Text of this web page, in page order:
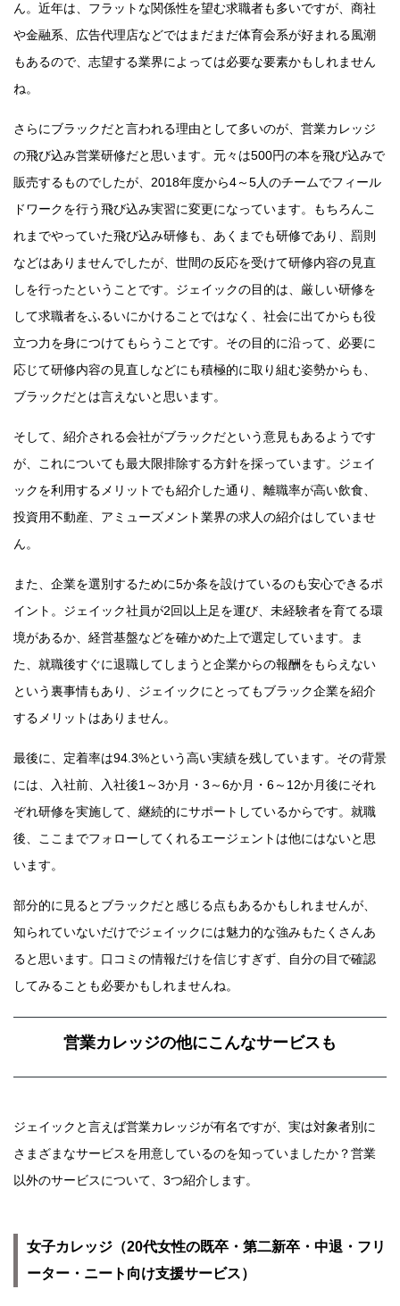
ん。近年は、フラットな関係性を望む求職者も多いですが、商社
や金融系、広告代理店などではまだまだ体育会系が好まれる風潮
もあるので、志望する業界によっては必要な要素かもしれません
ね。
さらにブラックだと言われる理由として多いのが、営業カレッジ
の飛び込み営業研修だと思います。元々は500円の本を飛び込みで
販売するものでしたが、2018年度から4～5人のチームでフィール
ドワークを行う飛び込み実習に変更になっています。もちろんこ
れまでやっていた飛び込み研修も、あくまでも研修であり、罰則
などはありませんでしたが、世間の反応を受けて研修内容の見直
しを行ったということです。ジェイックの目的は、厳しい研修を
して求職者をふるいにかけることではなく、社会に出てからも役
立つ力を身につけてもらうことです。その目的に沿って、必要に
応じて研修内容の見直しなどにも積極的に取り組む姿勢からも、
ブラックだとは言えないと思います。
そして、紹介される会社がブラックだという意見もあるようです
が、これについても最大限排除する方針を採っています。ジェイ
ックを利用するメリットでも紹介した通り、離職率が高い飲食、
投資用不動産、アミューズメント業界の求人の紹介はしていませ
ん。
また、企業を選別するために5か条を設けているのも安心できるポ
イント。ジェイック社員が2回以上足を運び、未経験者を育てる環
境があるか、経営基盤などを確かめた上で選定しています。ま
た、就職後すぐに退職してしまうと企業からの報酬をもらえない
という裏事情もあり、ジェイックにとってもブラック企業を紹介
するメリットはありません。
最後に、定着率は94.3%という高い実績を残しています。その背景
には、入社前、入社後1～3か月・3～6か月・6～12か月後にそれ
ぞれ研修を実施して、継続的にサポートしているからです。就職
後、ここまでフォローしてくれるエージェントは他にはないと思
います。
部分的に見るとブラックだと感じる点もあるかもしれませんが、
知られていないだけでジェイックには魅力的な強みもたくさんあ
ると思います。口コミの情報だけを信じすぎず、自分の目で確認
してみることも必要かもしれませんね。
営業カレッジの他にこんなサービスも
ジェイックと言えば営業カレッジが有名ですが、実は対象者別に
さまざまなサービスを用意しているのを知っていましたか？営業
以外のサービスについて、3つ紹介します。
女子カレッジ（20代女性の既卒・第二新卒・中退・フリ
ーター・ニート向け支援サービス）